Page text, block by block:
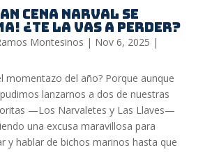
cena Narval se
¿Te la vas a perder?
Montesinos | Nov 6, 2025 |
momentazo del año? Porque aunque
lanzarnos a dos de nuestras
—Los Narvaletes y Las Llaves—
una excusa maravillosa para
y hablar de bichos marinos hasta que